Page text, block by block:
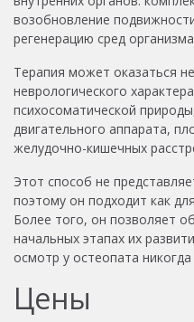
возобновление
регенерацию сред
Терапия может оказаться
неврологического
психосоматической
двигательного аппарата,
желудочно-кишечных
Этот способ не
поэтому он подходит как
Более того, он позволяет
начальных этапах их
осмотр у остеопата
Цены